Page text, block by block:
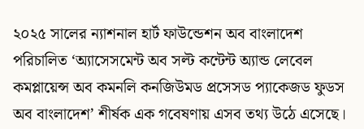
২০২৫ সালের ন্যাশনাল হার্ট ফাউন্ডেশন অব বাংলাদেশ
পরিচালিত ‘অ্যাসেসমেন্ট অব সল্ট কন্টেন্ট অ্যান্ড লেবেল
কমপ্লায়েন্স অব কমনলি কনজিউমড প্রসেসড প্যাকেজড ফুডস
অব বাংলাদেশ’ শীর্ষক এক গবেষণায় এসব তথ্য উঠে এসেছে।